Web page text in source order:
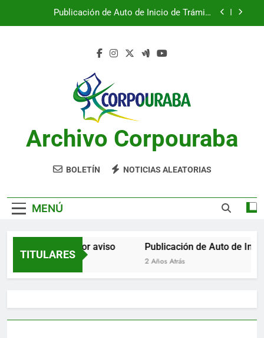
Publicación de Auto de Inicio de Trámite
Notificación por aviso
Publicación de Auto de Inicio de Trámite
Publicación de Auto de Inicio de Trámite
CITACIONES
Archivo Corpouraba
BOLETÍN NOTICIAS ALEATORIAS
MENÚ
TITULARES
Notificación por aviso
2 Años Atrás
Publicación de Auto de
2 Años Atrás